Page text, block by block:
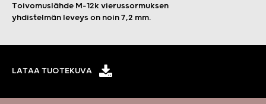
Toivomuslähde M-12k vierussormuksen
yhdistelmän leveys on noin 7,2 mm.
LATAA TUOTEKUVA